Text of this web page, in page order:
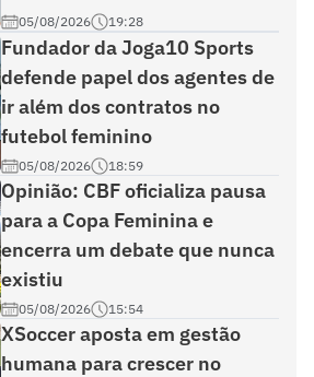
05/08/2026 19:28
Fundador da Joga10 Sports
defende papel dos agentes de
ir além dos contratos no
futebol feminino
05/08/2026 18:59
Opinião: CBF oficializa pausa
para a Copa Feminina e
encerra um debate que nunca
existiu
05/08/2026 15:54
XSoccer aposta em gestão
humana para crescer no